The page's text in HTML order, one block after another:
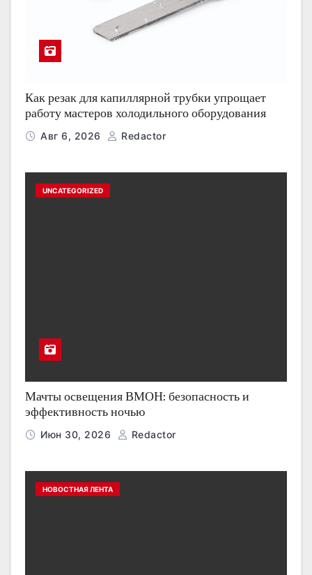
Как резак для капиллярной трубки упрощает
работу мастеров холодильного оборудования
Авг 6, 2026 Redactor
UNCATEGORIZED
Мачты освещения ВМОН: безопасность и
эффективность ночью
Июн 30, 2026 Redactor
НОВОСТНАЯ ЛЕНТА